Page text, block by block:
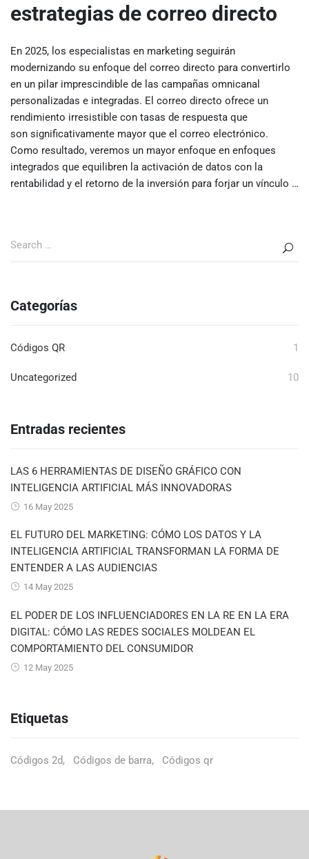
estrategias de correo directo
En 2025, los especialistas en marketing seguirán
modernizando su enfoque del correo directo para convertirlo
en un pilar imprescindible de las campañas omnicanal
personalizadas e integradas. El correo directo ofrece un
rendimiento irresistible con tasas de respuesta que
son significativamente mayor que el correo electrónico.
Como resultado, veremos un mayor enfoque en enfoques
integrados que equilibren la activación de datos con la
rentabilidad y el retorno de la inversión para forjar un vínculo …
Categorías
Códigos QR 1
Uncategorized 10
Entradas recientes
LAS 6 HERRAMIENTAS DE DISEÑO GRÁFICO CON
INTELIGENCIA ARTIFICIAL MÁS INNOVADORAS
16 May 2025
EL FUTURO DEL MARKETING: CÓMO LOS DATOS Y LA
INTELIGENCIA ARTIFICIAL TRANSFORMAN LA FORMA DE
ENTENDER A LAS AUDIENCIAS
14 May 2025
EL PODER DE LOS INFLUENCIADORES EN LA RE EN LA ERA
DIGITAL: CÓMO LAS REDES SOCIALES MOLDEAN EL
COMPORTAMIENTO DEL CONSUMIDOR
12 May 2025
Etiquetas
Códigos 2d Códigos de barra Códigos qr